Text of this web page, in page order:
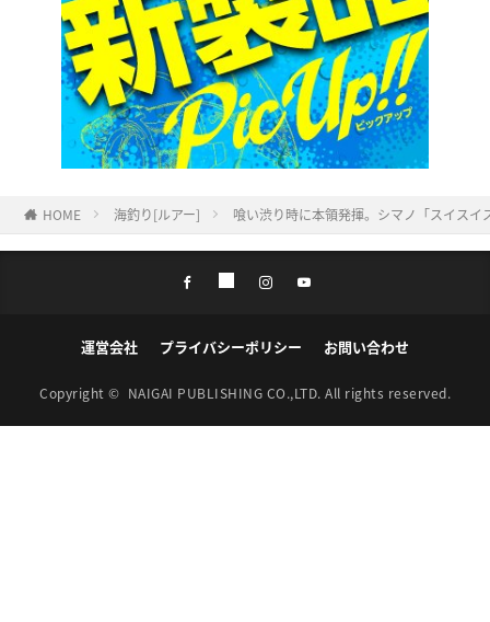
HOME 海釣り[ルアー] 喰い渋り時に本領発揮。シマノ「スイス
運営会社 プライバシーポリシー お問い合わせ
Copyright © NAIGAI PUBLISHING CO.,LTD. All rights reserved.